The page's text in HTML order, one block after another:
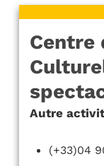
Centre
Autre
(+33)04